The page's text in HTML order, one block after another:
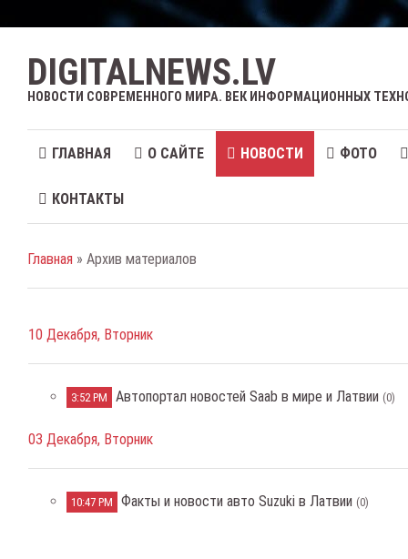
DIGITALNEWS.LV
НОВОСТИ СОВРЕМЕННОГО МИРА. ВЕК ИНФОРМАЦИОННЫХ
ГЛАВНАЯ О САЙТЕ НОВОСТИ ФОТО
КОНТАКТЫ
Главная » Архив материалов
10 Декабря, Вторник
3:52 PM Автопортал новостей Saab в мире и Латвии (0)
03 Декабря, Вторник
10:47 PM Факты и новости авто Suzuki в Латвии (0)